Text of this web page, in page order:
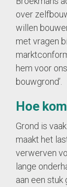
over
willen
met vragen
hem voor
bouwgrond’.
Hoe
Grond is
maakt het
verwerven
lange
aan een stuk